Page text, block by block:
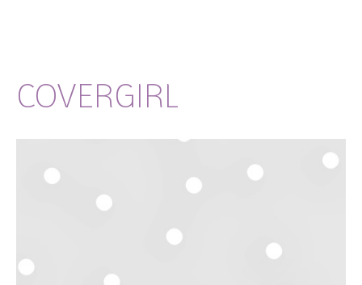
COVERGIRL